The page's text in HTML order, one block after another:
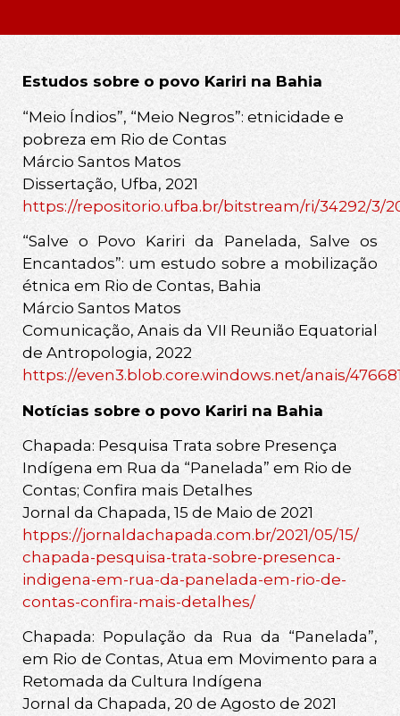
Estudos sobre o povo Kariri na Bahia
“Meio Índios”, “Meio Negros”: etnicidade e
pobreza em Rio de Contas
Márcio Santos Matos
Dissertação, Ufba, 2021
https://repositorio.ufba.br/bitstream/ri/34292/3/
“Salve o Povo Kariri da Panelada, Salve os
Encantados”: um estudo sobre a mobilização
étnica em Rio de Contas, Bahia
Márcio Santos Matos
Comunicação, Anais da VII Reunião Equatorial
de Antropologia, 2022
https://even3.blob.core.windows.net/anais/
Notícias sobre o povo Kariri na Bahia
Chapada: Pesquisa Trata sobre Presença
Indígena em Rua da “Panelada” em Rio de
Contas; Confira mais Detalhes
Jornal da Chapada, 15 de Maio de 2021
htpps://jornaldachapada.com.br/2021/05/15/
chapada-pesquisa-trata-sobre-presenca-
indigena-em-rua-da-panelada-em-rio-de-
contas-confira-mais-detalhes/
Chapada: População da Rua da “Panelada”,
em Rio de Contas, Atua em Movimento para a
Retomada da Cultura Indígena
Jornal da Chapada, 20 de Agosto de 2021